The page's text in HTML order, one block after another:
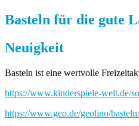
Basteln für die gute
Neuigkeit
Basteln ist eine wertvolle
https://www.kinderspiele-welt.de/
https://www.geo.de/geolino/